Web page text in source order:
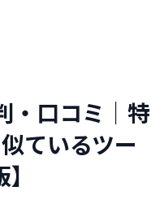
口コミ｜特
ているツー